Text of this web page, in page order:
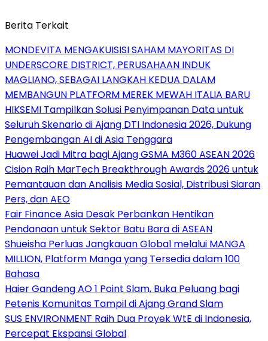
Berita Terkait
MONDEVITA MENGAKUISISI SAHAM MAYORITAS DI
UNDERSCORE DISTRICT, PERUSAHAAN INDUK
MAGLIANO, SEBAGAI LANGKAH KEDUA DALAM
MEMBANGUN PLATFORM MEREK MEWAH ITALIA BARU
HIKSEMI Tampilkan Solusi Penyimpanan Data untuk
Seluruh Skenario di Ajang DTI Indonesia 2026, Dukung
Pengembangan AI di Asia Tenggara
Huawei Jadi Mitra bagi Ajang GSMA M360 ASEAN 2026
Cision Raih MarTech Breakthrough Awards 2026 untuk
Pemantauan dan Analisis Media Sosial, Distribusi Siaran
Pers, dan AEO
Fair Finance Asia Desak Perbankan Hentikan
Pendanaan untuk Sektor Batu Bara di ASEAN
Shueisha Perluas Jangkauan Global melalui MANGA
MILLION, Platform Manga yang Tersedia dalam 100
Bahasa
Haier Gandeng AO 1 Point Slam, Buka Peluang bagi
Petenis Komunitas Tampil di Ajang Grand Slam
SUS ENVIRONMENT Raih Dua Proyek WtE di Indonesia,
Percepat Ekspansi Global